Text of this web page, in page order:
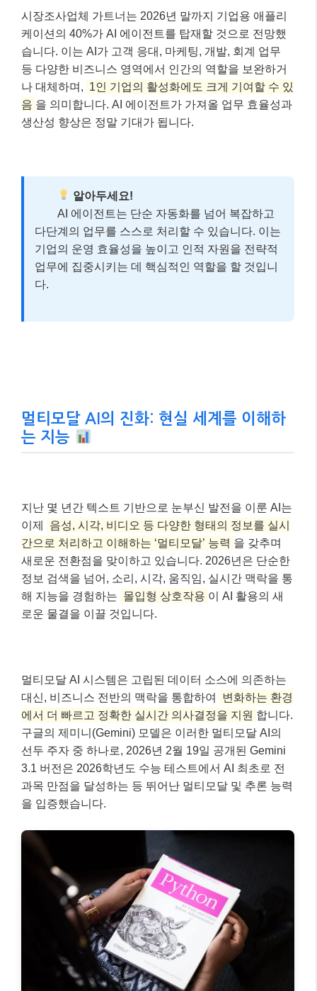
시장조사업체 가트너는 2026년 말까지 기업용 애플리
케이션의 40%가 AI 에이전트를 탑재할 것으로 전망했
습니다. 이는 AI가 고객 응대, 마케팅, 개발, 회계 업무
등 다양한 비즈니스 영역에서 인간의 역할을 보완하거
나 대체하며, 1인 기업의 활성화에도 크게 기여할 수 있
음 을 의미합니다. AI 에이전트가 가져올 업무 효율성과
생산성 향상은 정말 기대가 됩니다.
알아두세요!
AI 에이전트는 단순 자동화를 넘어 복잡하고
다단계의 업무를 스스로 처리할 수 있습니다. 이는
기업의 운영 효율성을 높이고 인적 자원을 전략적
업무에 집중시키는 데 핵심적인 역할을 할 것입니
다.
멀티모달 AI의 진화: 현실 세계를 이해하
는 지능
지난 몇 년간 텍스트 기반으로 눈부신 발전을 이룬 AI는
이제
음성, 시각, 비디오 등 다양한 형태의 정보를 실시
간으로 처리하고 이해하는 ‘멀티모달’ 능력 을 갖추며
새로운 전환점을 맞이하고 있습니다. 2026년은 단순한
정보 검색을 넘어, 소리, 시각, 움직임, 실시간 맥락을 통
해 지능을 경험하는 몰입형 상호작용 이 AI 활용의 새
로운 물결을 이끌 것입니다.
멀티모달 AI 시스템은 고립된 데이터 소스에 의존하는
대신, 비즈니스 전반의 맥락을 통합하여
변화하는 환경
에서 더 빠르고 정확한 실시간 의사결정을 지원 합니다.
구글의 제미니(Gemini) 모델은 이러한 멀티모달 AI의
선두 주자 중 하나로, 2026년 2월 19일 공개된 Gemini
3.1 버전은 2026학년도 수능 테스트에서 AI 최초로 전
과목 만점을 달성하는 등 뛰어난 멀티모달 및 추론 능력
을 입증했습니다.